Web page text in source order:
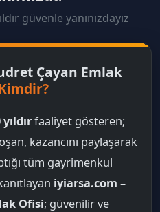
güvenle yanınızdayız
Çayan Emlak
faaliyet gösteren;
kazancını paylaşarak
tüm gayrimenkul
iyiarsa.com –
Ofisi; güvenilir ve